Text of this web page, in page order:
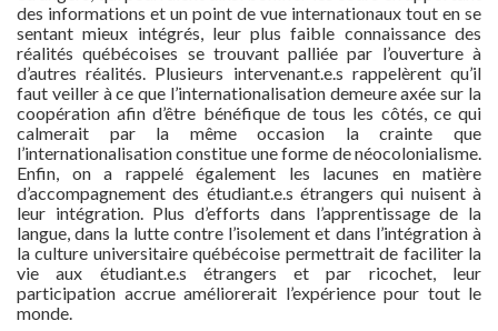
des informations et un point de vue internationaux tout en se
sentant mieux intégrés, leur plus faible connaissance des
réalités québécoises se trouvant palliée par l’ouverture à
d’autres réalités. Plusieurs intervenant.e.s rappelèrent qu’il
faut veiller à ce que l’internationalisation demeure axée sur la
coopération afin d’être bénéfique de tous les côtés, ce qui
calmerait par la même occasion la crainte que
l’internationalisation constitue une forme de néocolonialisme.
Enfin, on a rappelé également les lacunes en matière
d’accompagnement des étudiant.e.s étrangers qui nuisent à
leur intégration. Plus d’efforts dans l’apprentissage de la
langue, dans la lutte contre l’isolement et dans l’intégration à
la culture universitaire québécoise permettrait de faciliter la
vie aux étudiant.e.s étrangers et par ricochet, leur
participation accrue améliorerait l’expérience pour tout le
monde.